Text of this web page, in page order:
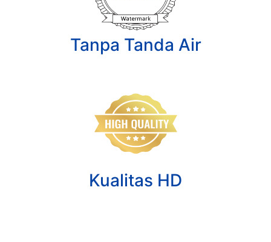
Tanpa Tanda Air
Kualitas HD